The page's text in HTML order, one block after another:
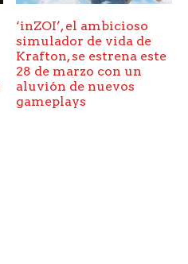
‘inZOI’, el ambicioso
simulador de vida de
Krafton, se estrena este
28 de marzo con un
aluvión de nuevos
gameplays